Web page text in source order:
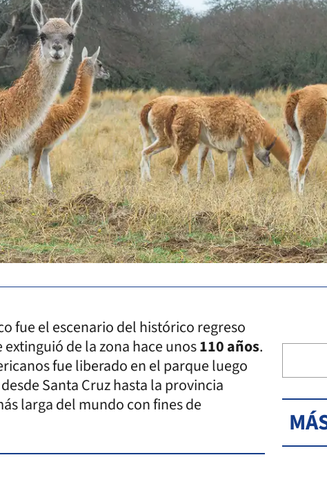
fue el escenario del histórico regreso
extinguió de la zona hace unos110 años.
fue liberado en el parque luego
Santa Cruz hasta la provincia
larga del mundo con fines de